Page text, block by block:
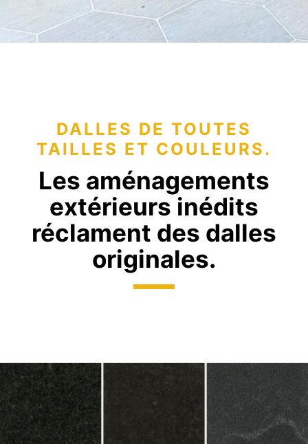
DALLES DE TOUTES
TAILLES ET COULEURS.
Les aménagements
extérieurs inédits
réclament des dalles
originales.